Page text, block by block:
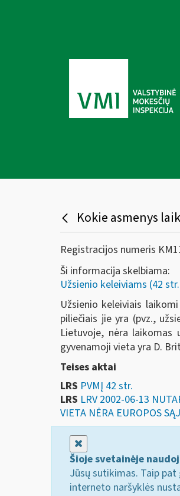
Kokie asmenys
Registracijos numeris
Ši informacija skelbiama:
Užsienio keleiviams (42
Užsienio keleiviais
piliečiais jie yra (pvz.,
Lietuvoje, nėra
gyvenamoji vieta yra D.
Teises aktai
LRS PVMĮ 42 str.
LRS LRV 2002-06-13
VIETA NĖRA EUROPOS
Šioje svetainėje
Jūsų sutikimas. Taip
interneto naršyklės